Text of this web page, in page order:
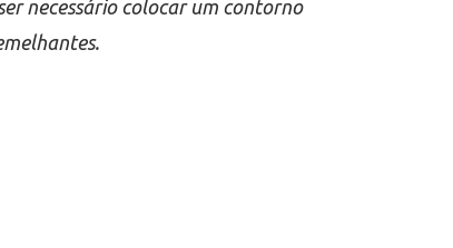
necessário colocar um contorno